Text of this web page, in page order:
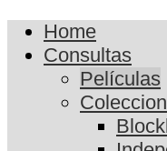
Home
Consultas
Películas